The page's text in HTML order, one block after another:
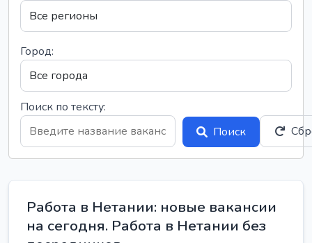
Город:
Поиск по тексту:
Поиск
Работа в Нетании: новые вакансии
на сегодня. Работа в Нетании без